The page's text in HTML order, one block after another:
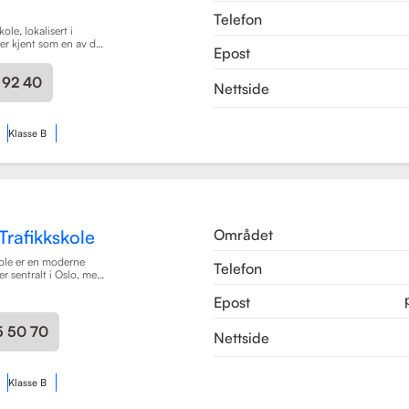
lokalisert i
kjent som en av de
i området. Skolen
førerkortklasser,
klasse A,
92 40
Telefon
Epost
Nettside
Klasse B
er en moderne
sentralt i Oslo, med
på opplæring.
utdannet
Met Universitet,
og trygg
50 70
Området
Telefon
Epost
Nettside
Klasse B